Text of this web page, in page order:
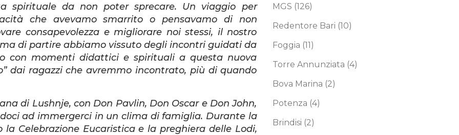
spirituale da non poter sprecare. Un viaggio per
che avevamo smarrito o pensavamo di non
consapevolezza e migliorare noi stessi, il nostro
di partire abbiamo vissuto degli incontri guidati da
con momenti didattici e spirituali a questa nuova
dai ragazzi che avremmo incontrato, più di quando
di Lushnje, con Don Pavlin, Don Oscar e Don John,
ad immergerci in un clima di famiglia. Durante la
Celebrazione Eucaristica e la preghiera delle Lodi,
MGS (126)
Redentore Bari (10)
Foggia (11)
Torre Annunziata (4)
Bova Marina (2)
Potenza (4)
Brindisi (2)